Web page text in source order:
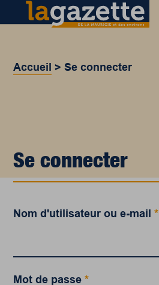
Accueil >Se connecter
Se connecter
Nom d'utilisateur ou e-mail*
Mot de passe*